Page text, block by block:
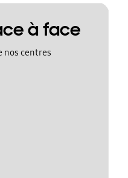
à face
nos centres